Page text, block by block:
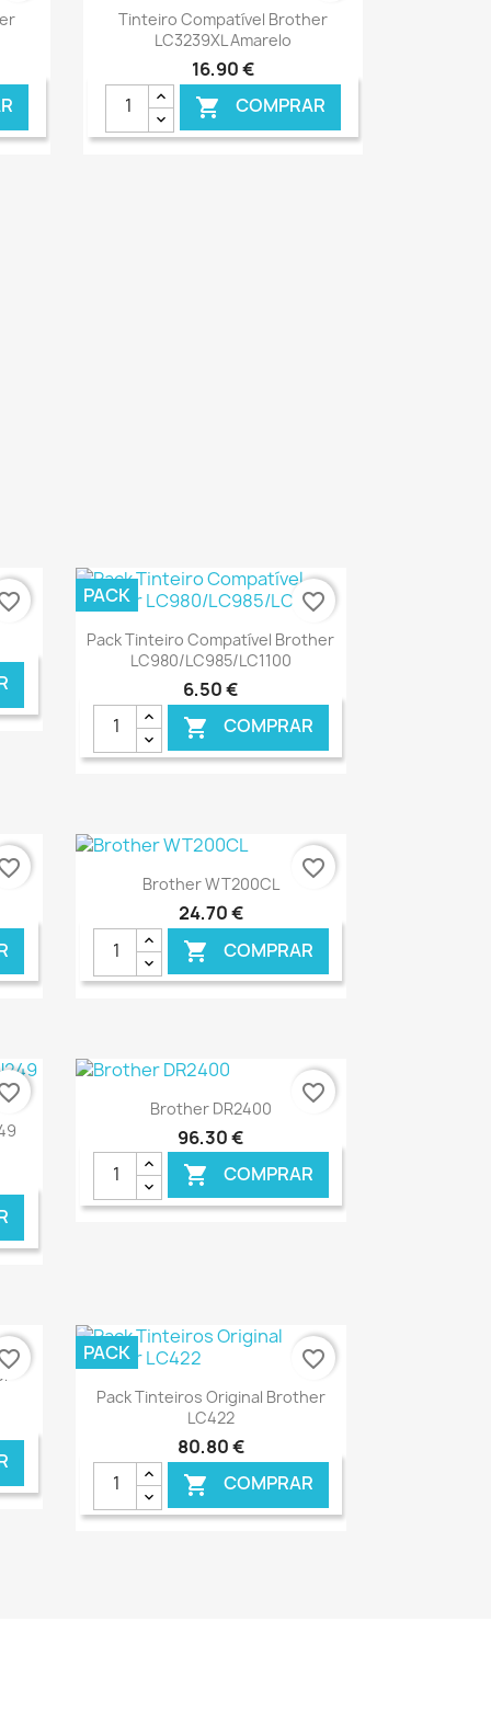
Ver+
Tinteiro Compatível Brother
LC3239XL Amarelo
16,90 €
 COMPRAR
Ver+
Pack Tinteiro Compatível Brother
LC980/LC985/LC1100
6,50 €
 COMPRAR
PACK favorite_border
Ver+
Brother WT200CL
24,70 €
 COMPRAR
€ ONLINE
favorite_border
Ver+
Brother DR2400
96,30 €
 COMPRAR
favorite_border
Ver+
Pack Tinteiros Original Brother
LC422
80,80 €
 COMPRAR
PACK favorite_border